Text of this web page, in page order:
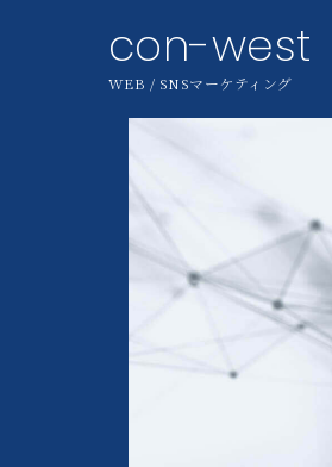
con-west
WEB / SNSマーケティング